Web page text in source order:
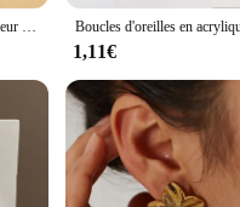
wholesale price point
or a vendor at a market,
Boucles d'oreilles à tige de fleur de document en or vintage français pour femmes, alliage de mode, bijoux de fête de luxe
1,11€